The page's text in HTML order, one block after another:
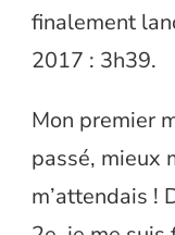
finalement
2017 : 3h39.
Mon premier
passé, mieux
m’attendais !